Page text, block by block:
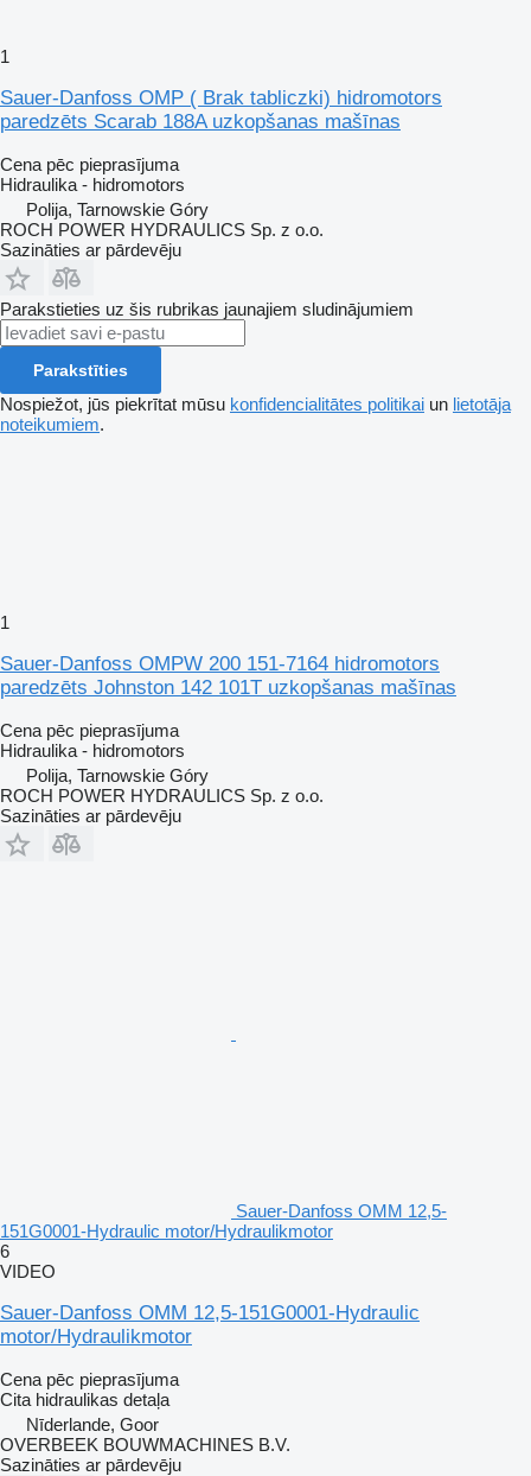
1
Sauer-Danfoss OMP ( Brak tabliczki) hidromotors
paredzēts Scarab 188A uzkopšanas mašīnas
Cena pēc pieprasījuma
Hidraulika - hidromotors
Polija, Tarnowskie Góry
ROCH POWER HYDRAULICS Sp. z o.o.
Sazināties ar pārdevēju
Parakstieties uz šis rubrikas jaunajiem sludinājumiem
Parakstīties
Nospiežot, jūs piekrītat mūsu konfidencialitātes politikai un lietotāja
noteikumiem.
1
Sauer-Danfoss OMPW 200 151-7164 hidromotors
paredzēts Johnston 142 101T uzkopšanas mašīnas
Cena pēc pieprasījuma
Hidraulika - hidromotors
Polija, Tarnowskie Góry
ROCH POWER HYDRAULICS Sp. z o.o.
Sazināties ar pārdevēju
Sauer-Danfoss OMM 12,5-
151G0001-Hydraulic motor/Hydraulikmotor
6
VIDEO
Sauer-Danfoss OMM 12,5-151G0001-Hydraulic
motor/Hydraulikmotor
Cena pēc pieprasījuma
Cita hidraulikas detaļa
Nīderlande, Goor
OVERBEEK BOUWMACHINES B.V.
Sazināties ar pārdevēju